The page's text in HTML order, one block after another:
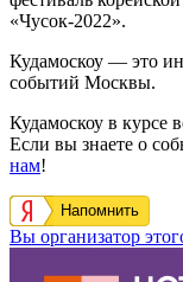
«Чусок-2022».
Кудамоскоу — это
событий Москвы.
Кудамоскоу в курсе
Если вы знаете о
нам!
Напомнить
Вы организатор